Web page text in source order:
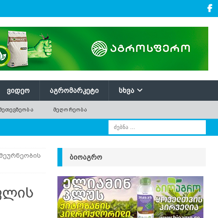
ᲕᲘᲓᲔᲝ ᲐᲒᲠᲝᲛᲐᲠᲙᲔᲢᲘ ᲡᲮᲕᲐ
ᲛᲔᲦᲝᲠᲔᲝᲑᲐ
ᲑᲘᲝᲐᲒᲠᲝ